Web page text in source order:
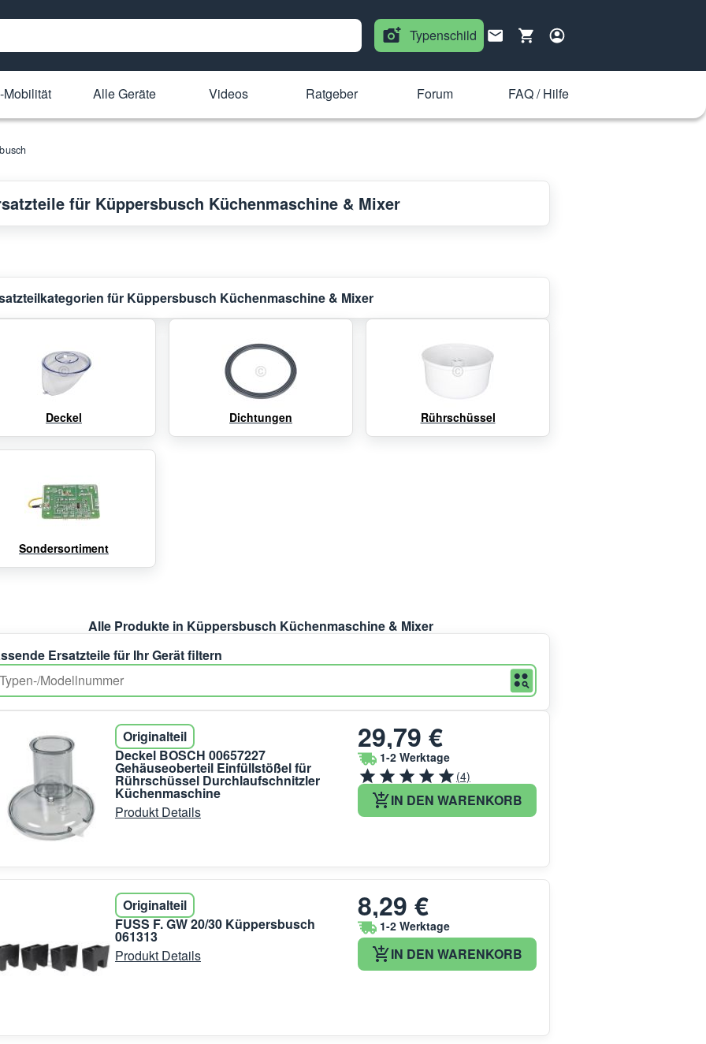
Typenschild
Mobilität Alle Geräte Videos Ratgeber Forum FAQ / Hilfe
für Küppersbusch Küchenmaschine & Mixer
für Küppersbusch Küchenmaschine & Mixer
Deckel Dichtungen Rührschüssel
Sondersortiment
Alle Produkte in Küppersbusch Küchenmaschine & Mixer
Ersatzteile für Ihr Gerät filtern
Originalteil
Deckel BOSCH 00657227
Gehäuseoberteil Einfüllstößel für
Rührschüssel Durchlaufschnitzler
Küchenmaschine
Produkt Details
29,79 €
1-2 Werktage
(4)
IN DEN WARENKORB
Originalteil
FUSS F. GW 20/30 Küppersbusch
061313
Produkt Details
8,29 €
1-2 Werktage
IN DEN WARENKORB